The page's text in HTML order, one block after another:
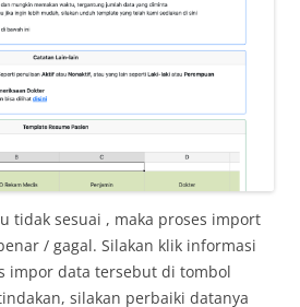
tidak sesuai , maka proses import
/ gagal. Silakan klik informasi
impor data tersebut di tombol
silakan perbaiki datanya